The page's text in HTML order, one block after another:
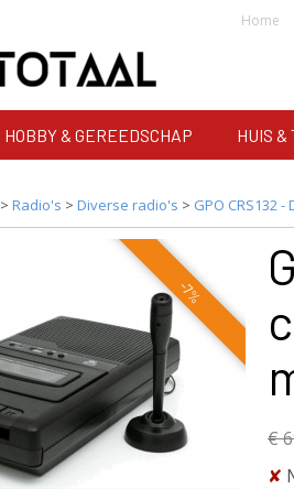
Home
HOBBY & GEREEDSCHAP HUIS &
> Radio's > Diverse radio's > GPO CRS132
-7%
€
✘